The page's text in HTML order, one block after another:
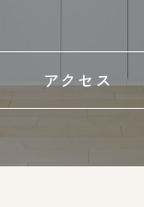
アクセス